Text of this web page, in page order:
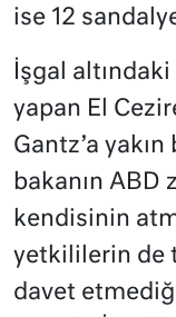
ise 12
İşgal
yapan El
Gantz’a
bakanın ABD
kendisinin
yetkililerin de
davet